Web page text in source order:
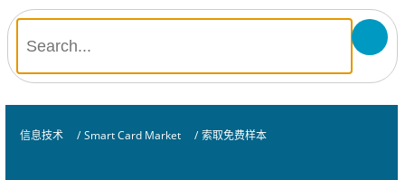
信息技术 / Smart Card Market / 索取免费样本